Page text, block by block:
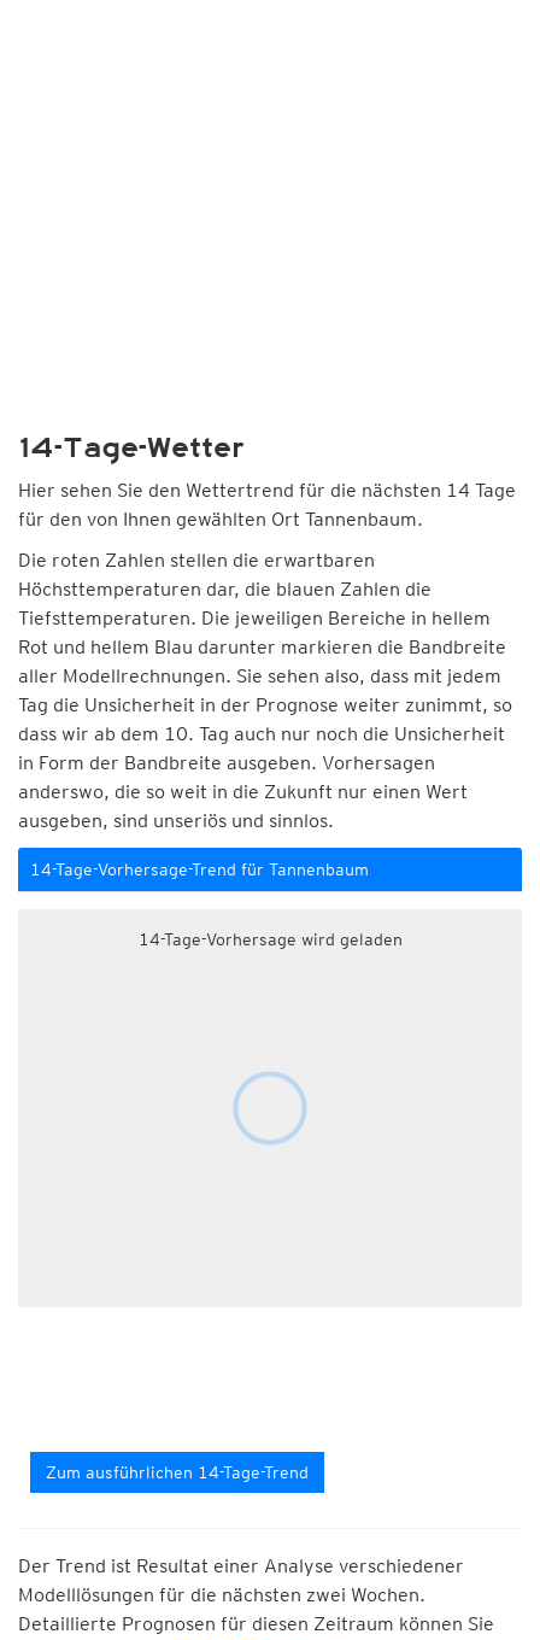
14-Tage-Wetter
Hier sehen Sie den Wettertrend für die nächsten 14 Tage
für den von Ihnen gewählten Ort Tannenbaum.
Die roten Zahlen stellen die erwartbaren
Höchsttemperaturen dar, die blauen Zahlen die
Tiefsttemperaturen. Die jeweiligen Bereiche in hellem
Rot und hellem Blau darunter markieren die Bandbreite
aller Modellrechnungen. Sie sehen also, dass mit jedem
Tag die Unsicherheit in der Prognose weiter zunimmt, so
dass wir ab dem 10. Tag auch nur noch die Unsicherheit
in Form der Bandbreite ausgeben. Vorhersagen
anderswo, die so weit in die Zukunft nur einen Wert
ausgeben, sind unseriös und sinnlos.
14-Tage-Vorhersage-Trend für Tannenbaum
14-Tage-Vorhersage wird geladen
Zum ausführlichen 14-Tage-Trend
Der Trend ist Resultat einer Analyse verschiedener
Modelllösungen für die nächsten zwei Wochen.
Detaillierte Prognosen für diesen Zeitraum können Sie